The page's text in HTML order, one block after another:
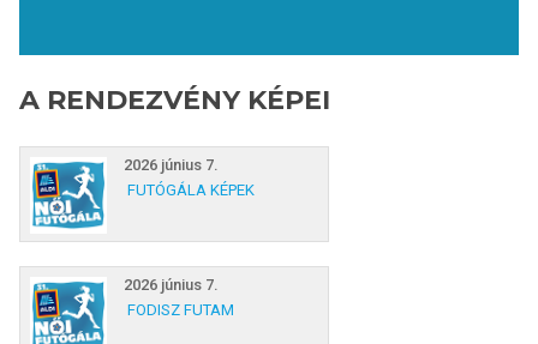
A RENDEZVÉNY KÉPEI
2026 június 7.
FUTÓGÁLA KÉPEK
2026 június 7.
FODISZ FUTAM